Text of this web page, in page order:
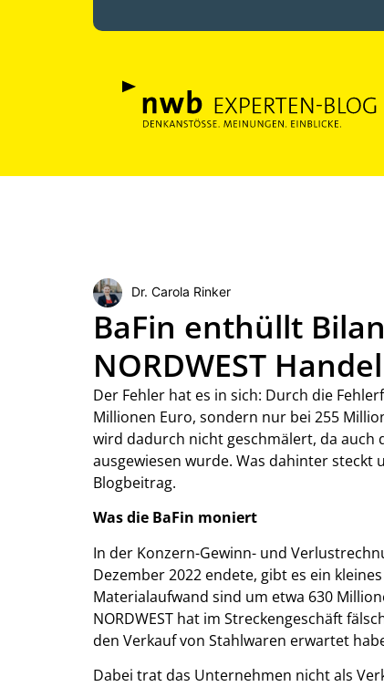
Dr. Carola Rinker
BaFin enthüllt
NORDWEST
Der Fehler hat es in sich: Durch die
Millionen Euro, sondern nur bei 255
wird dadurch nicht geschmälert, da auch
ausgewiesen wurde. Was dahinter steckt
Blogbeitrag.
Was die BaFin moniert
In der Konzern-Gewinn- und
Dezember 2022 endete, gibt es ein
Materialaufwand sind um etwa 630
NORDWEST hat im Streckengeschäft
den Verkauf von Stahlwaren erwartet
Dabei trat das Unternehmen nicht als